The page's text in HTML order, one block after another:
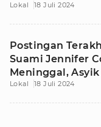
Lokal 18 Juli 2024
Postingan
Suami Jennifer
Meninggal,
Lokal 18 Juli 2024